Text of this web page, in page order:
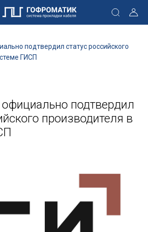
подтвердил статус российского
ГИСП
подтвердил
производителя в